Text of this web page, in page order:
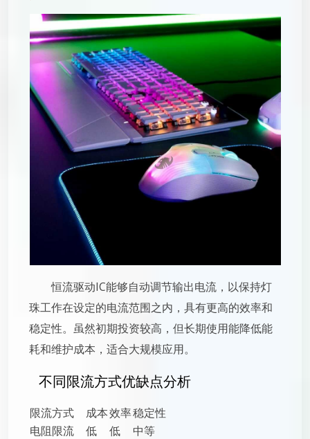
恒流驱动IC能够自动调节输出电流，以保持灯
珠工作在设定的电流范围之内，具有更高的效率和
稳定性。虽然初期投资较高，但长期使用能降低能
耗和维护成本，适合大规模应用。
不同限流方式优缺点分析
限流方式 成本效率稳定性
电阻限流
低 低
中等